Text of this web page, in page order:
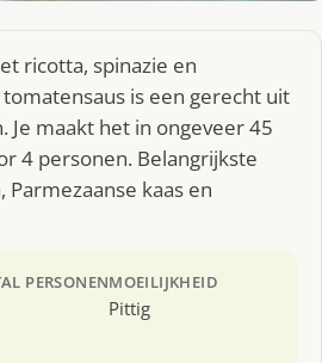
ricotta, spinazie en
is een gerecht uit
Je maakt het in ongeveer 45
4 personen. Belangrijkste
kaas en
PERSONENMOEILIJKHEID
Pittig